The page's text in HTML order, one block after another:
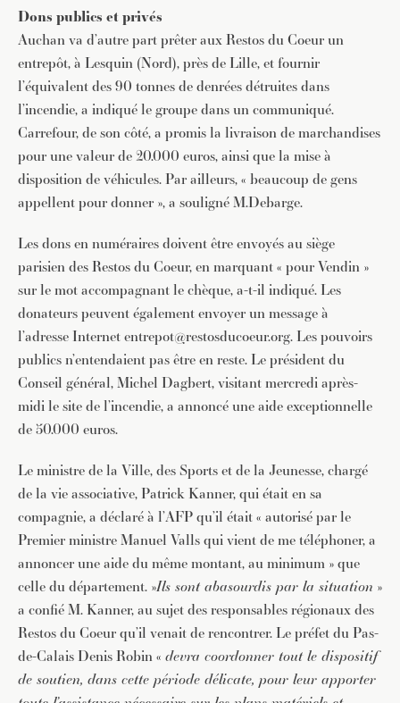
Dons publics et privés
Auchan va d’autre part prêter aux Restos du Coeur un
entrepôt, à Lesquin (Nord), près de Lille, et fournir
l’équivalent des 90 tonnes de denrées détruites dans
l’incendie, a indiqué le groupe dans un communiqué.
Carrefour, de son côté, a promis la livraison de marchandises
pour une valeur de 20.000 euros, ainsi que la mise à
disposition de véhicules. Par ailleurs, « beaucoup de gens
appellent pour donner », a souligné M.Debarge.
Les dons en numéraires doivent être envoyés au siège
parisien des Restos du Coeur, en marquant « pour Vendin »
sur le mot accompagnant le chèque, a-t-il indiqué. Les
donateurs peuvent également envoyer un message à
l’adresse Internet entrepot@restosducoeur.org. Les pouvoirs
publics n’entendaient pas être en reste. Le président du
Conseil général, Michel Dagbert, visitant mercredi après-
midi le site de l’incendie, a annoncé une aide exceptionnelle
de 50.000 euros.
Le ministre de la Ville, des Sports et de la Jeunesse, chargé
de la vie associative, Patrick Kanner, qui était en sa
compagnie, a déclaré à l’AFP qu’il était « autorisé par le
Premier ministre Manuel Valls qui vient de me téléphoner, a
annoncer une aide du même montant, au minimum » que
celle du département. »Ils sont abasourdis par la situation »
a confié M. Kanner, au sujet des responsables régionaux des
Restos du Coeur qu’il venait de rencontrer. Le préfet du Pas-
de-Calais Denis Robin « devra coordonner tout le dispositif
de soutien, dans cette période délicate, pour leur apporter